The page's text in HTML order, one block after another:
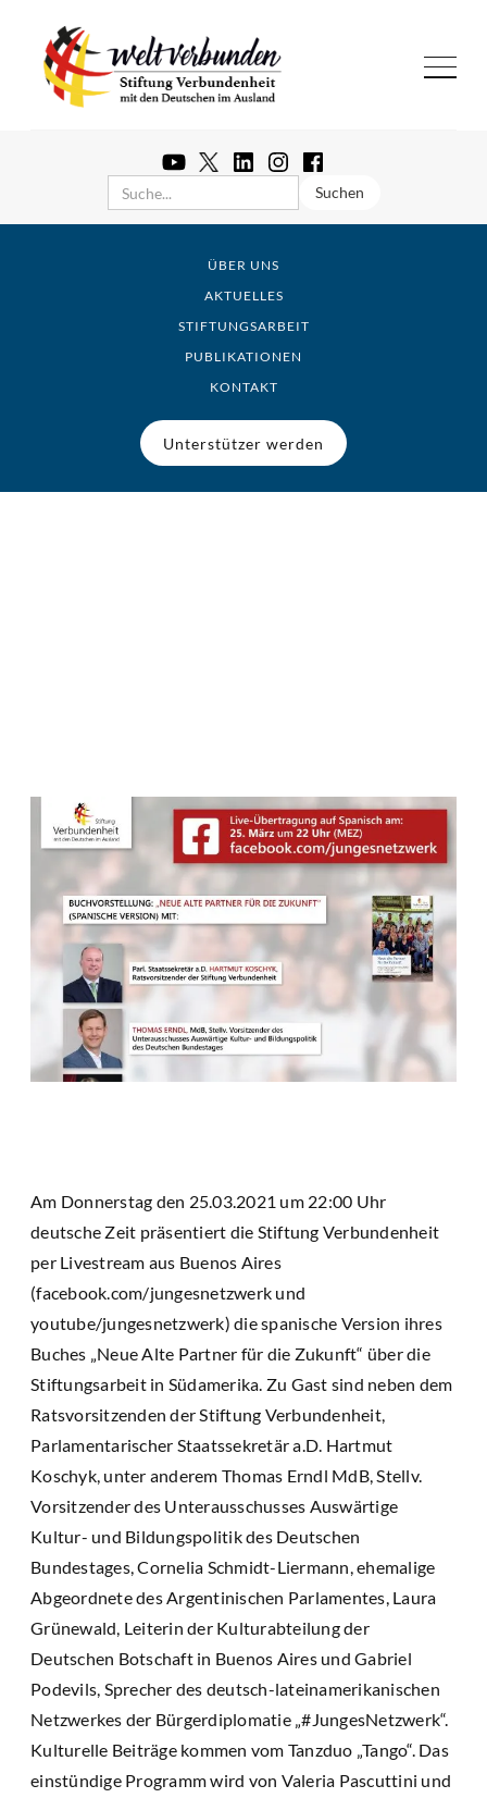
ÜBER UNS
AKTUELLES
STIFTUNGSARBEIT
PUBLIKATIONEN
KONTAKT
Unterstützer werden
Am Donnerstag den 25.03.2021 um 22:00 Uhr
deutsche Zeit präsentiert die Stiftung Verbundenheit
per Livestream aus Buenos Aires
(facebook.com/jungesnetzwerk und
youtube/jungesnetzwerk) die spanische Version ihres
Buches „Neue Alte Partner für die Zukunft“ über die
Stiftungsarbeit in Südamerika. Zu Gast sind neben dem
Ratsvorsitzenden der Stiftung Verbundenheit,
Parlamentarischer Staatssekretär a.D. Hartmut
Koschyk, unter anderem Thomas Erndl MdB, Stellv.
Vorsitzender des Unterausschusses Auswärtige
Kultur- und Bildungspolitik des Deutschen
Bundestages, Cornelia Schmidt-Liermann, ehemalige
Abgeordnete des Argentinischen Parlamentes, Laura
Grünewald, Leiterin der Kulturabteilung der
Deutschen Botschaft in Buenos Aires und Gabriel
Podevils, Sprecher des deutsch-lateinamerikanischen
Netzwerkes der Bürgerdiplomatie „#JungesNetzwerk“.
Kulturelle Beiträge kommen vom Tanzduo „Tango“. Das
einstündige Programm wird von Valeria Pascuttini und